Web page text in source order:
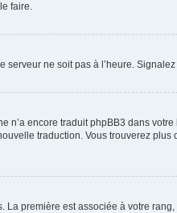
faire.
ne soit pas à l’heure.
n’a encore traduit phpBB3 dans
traduction. Vous trouverez plus
La première est associée à votre